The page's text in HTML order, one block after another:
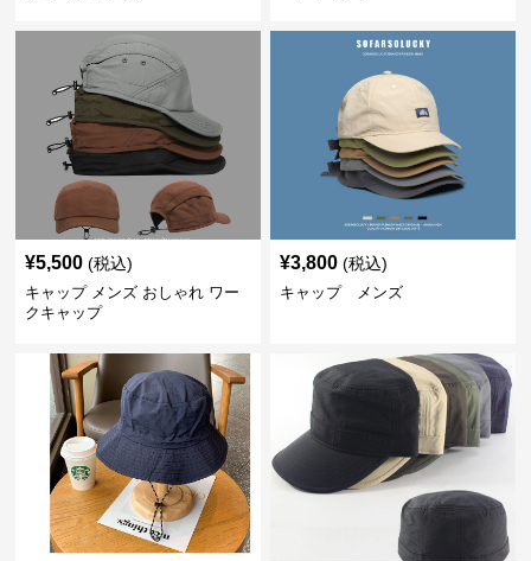
¥5,500 (税込)
キャップ メンズ おしゃれ ワー
クキャップ
¥3,800 (税込)
キャップ メンズ